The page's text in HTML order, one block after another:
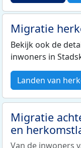
Migratie
Bekijk ook de
inwoners in
Landen van
Migratie
en
Van de inwoners